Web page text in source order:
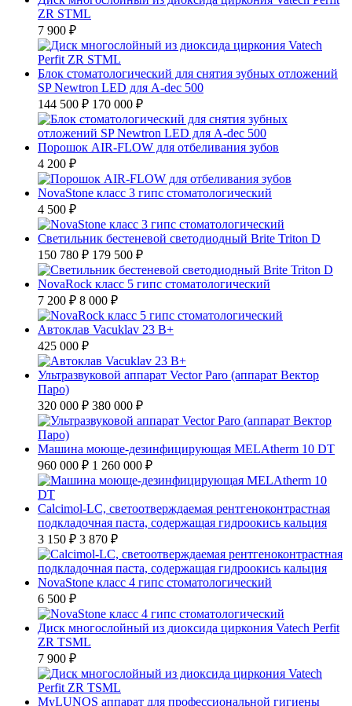
ZR STML
7 900 ₽
Блок стоматологический для снятия зубных отложений
SP Newtron LED для A-dec 500
144 500 ₽ 170 000 ₽
Порошок AIR-FLOW для отбеливания зубов
4 200 ₽
NovaStone класс 3 гипс стоматологический
4 500 ₽
Светильник бестеневой светодиодный Brite Triton D
150 780 ₽ 179 500 ₽
NovaRock класс 5 гипс стоматологический
7 200 ₽ 8 000 ₽
Автоклав Vacuklav 23 B+
425 000 ₽
Ультразвуковой аппарат Vector Paro (аппарат Вектор
Паро)
320 000 ₽ 380 000 ₽
Машина моюще-дезинфицирующая MELAtherm 10 DT
960 000 ₽ 1 260 000 ₽
Calcimol-LC, светоотверждаемая рентгеноконтрастная
подкладочная паста, содержащая гидроокись кальция
3 150 ₽ 3 870 ₽
NovaStone класс 4 гипс стоматологический
6 500 ₽
Диск многослойный из диоксида циркония Vatech Perfit
ZR TSML
7 900 ₽
MyLUNOS аппарат для профессиональной гигиены